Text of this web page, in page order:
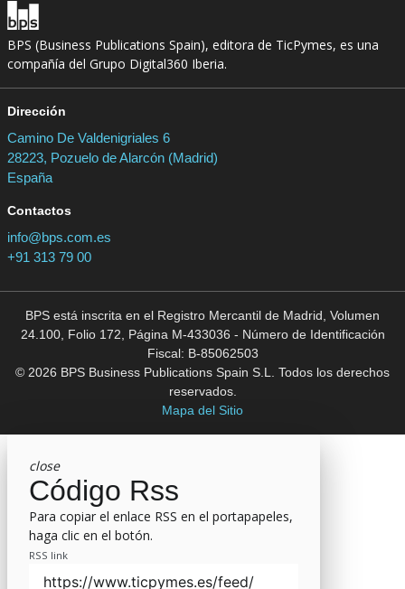
BPS (Business Publications Spain), editora de TicPymes, es una
compañía del Grupo Digital360 Iberia.
Dirección
Camino De Valdenigriales 6
28223, Pozuelo de Alarcón (Madrid)
España
Contactos
info@bps.com.es
+91 313 79 00
BPS está inscrita en el Registro Mercantil de Madrid, Volumen
24.100, Folio 172, Página M-433036 - Número de Identificación
Fiscal: B-85062503
© 2026 BPS Business Publications Spain S.L. Todos los derechos
reservados.
Mapa del Sitio
close
Código Rss
Para copiar el enlace RSS en el portapapeles,
haga clic en el botón.
RSS link